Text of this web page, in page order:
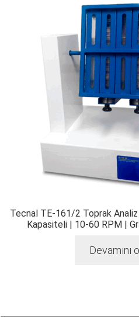
Tecnal TE-161/2 Toprak
Kapasiteli | 10-60 RPM |
Devamını